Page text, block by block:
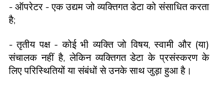
- ऑपरेटर - एक उद्यम जो व्यक्तिगत डेटा को संसाधित करता
है;
- तृतीय पक्ष - कोई भी व्यक्ति जो विषय, स्वामी और (या)
संचालक नहीं है, लेकिन व्यक्तिगत डेटा के प्रसंस्करण के
लिए परिस्थितियों या संबंधों से उनके साथ जुड़ा हुआ है।